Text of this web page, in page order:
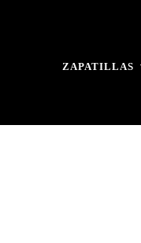
ZAPATILLAS